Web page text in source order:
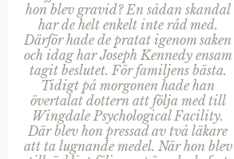
hon blev gravid? En sådan skandal
har de helt enkelt inte råd med.
Därför hade de pratat igenom saken
och idag har Joseph Kennedy ensam
tagit beslutet. För familjens bästa.
Tidigt på morgonen hade han
övertalat dottern att följa med till
Wingdale Psychological Facility.
Där blev hon pressad av två läkare
att ta lugnande medel. När hon blev